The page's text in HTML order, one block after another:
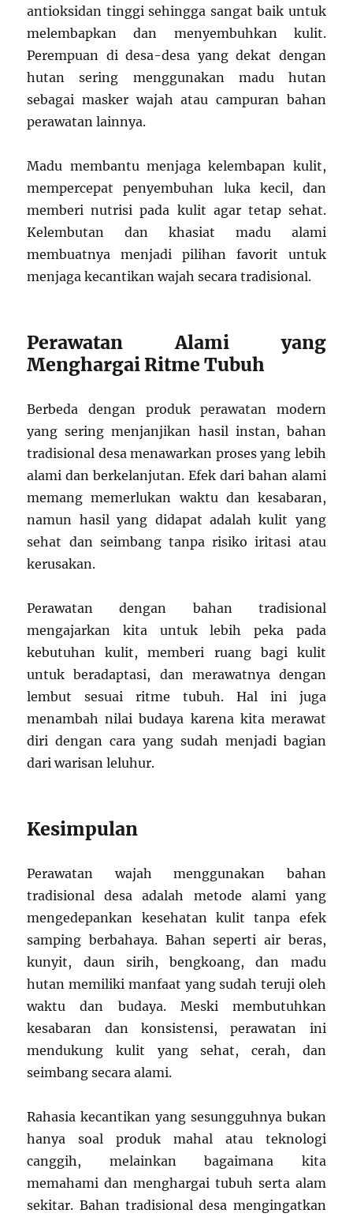
antioksidan tinggi sehingga sangat baik untuk
melembapkan dan menyembuhkan kulit.
Perempuan di desa-desa yang dekat dengan
hutan sering menggunakan madu hutan
sebagai masker wajah atau campuran bahan
perawatan lainnya.
Madu membantu menjaga kelembapan kulit,
mempercepat penyembuhan luka kecil, dan
memberi nutrisi pada kulit agar tetap sehat.
Kelembutan dan khasiat madu alami
membuatnya menjadi pilihan favorit untuk
menjaga kecantikan wajah secara tradisional.
Perawatan Alami yang
Menghargai Ritme Tubuh
Berbeda dengan produk perawatan modern
yang sering menjanjikan hasil instan, bahan
tradisional desa menawarkan proses yang lebih
alami dan berkelanjutan. Efek dari bahan alami
memang memerlukan waktu dan kesabaran,
namun hasil yang didapat adalah kulit yang
sehat dan seimbang tanpa risiko iritasi atau
kerusakan.
Perawatan dengan bahan tradisional
mengajarkan kita untuk lebih peka pada
kebutuhan kulit, memberi ruang bagi kulit
untuk beradaptasi, dan merawatnya dengan
lembut sesuai ritme tubuh. Hal ini juga
menambah nilai budaya karena kita merawat
diri dengan cara yang sudah menjadi bagian
dari warisan leluhur.
Kesimpulan
Perawatan wajah menggunakan bahan
tradisional desa adalah metode alami yang
mengedepankan kesehatan kulit tanpa efek
samping berbahaya. Bahan seperti air beras,
kunyit, daun sirih, bengkoang, dan madu
hutan memiliki manfaat yang sudah teruji oleh
waktu dan budaya. Meski membutuhkan
kesabaran dan konsistensi, perawatan ini
mendukung kulit yang sehat, cerah, dan
seimbang secara alami.
Rahasia kecantikan yang sesungguhnya bukan
hanya soal produk mahal atau teknologi
canggih, melainkan bagaimana kita
memahami dan menghargai tubuh serta alam
sekitar. Bahan tradisional desa mengingatkan